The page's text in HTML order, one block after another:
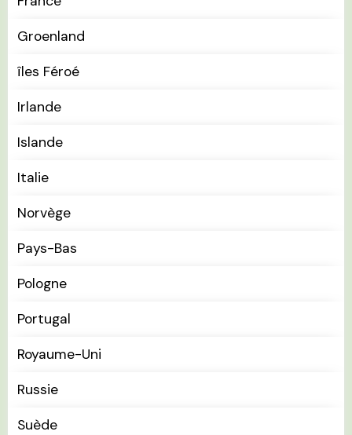
Groenland
îles Féroé
Irlande
Islande
Italie
Norvège
Pays-Bas
Pologne
Portugal
Royaume-Uni
Russie
Suède